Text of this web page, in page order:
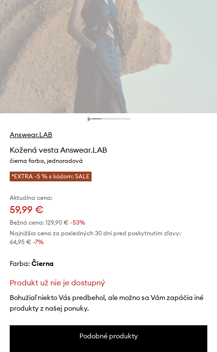
Answear.LAB
Kožená vesta Answear.LAB
čierna farba, jednoradová
*EXTRA -5 % s kódom: SALE
Aktuálna cena:
59,99 €
Bežná cena: 129,90 € -53%
Najnižšia cena za posledných 30 dní pred poskytnutím zľavy:
64,95 € -7%
Farba: čierna
Produkt už nie je dostupný
Bohužiaľ niekto Vás predbehol, ale možno sa Vám zapáčia iné
produkty z našej ponuky.
Podobné produkty